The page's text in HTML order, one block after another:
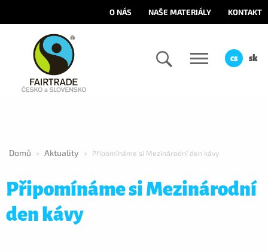
O NÁS NAŠE MATERIÁLY KONTAKT
cs sk
Domů > Aktuality > Připomínáme si Mezinárodní den kávy
Připomínáme si Mezinárodní
den kávy